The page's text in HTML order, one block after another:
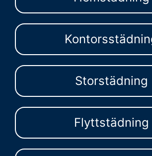
Storstädning
Flyttstädning